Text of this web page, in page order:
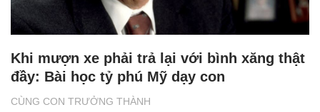
CÙNG CON TRƯỞNG THÀNH
Khi mượn xe phải trả lại với bình xăng thật
đầy: Bài học tỷ phú Mỹ dạy con